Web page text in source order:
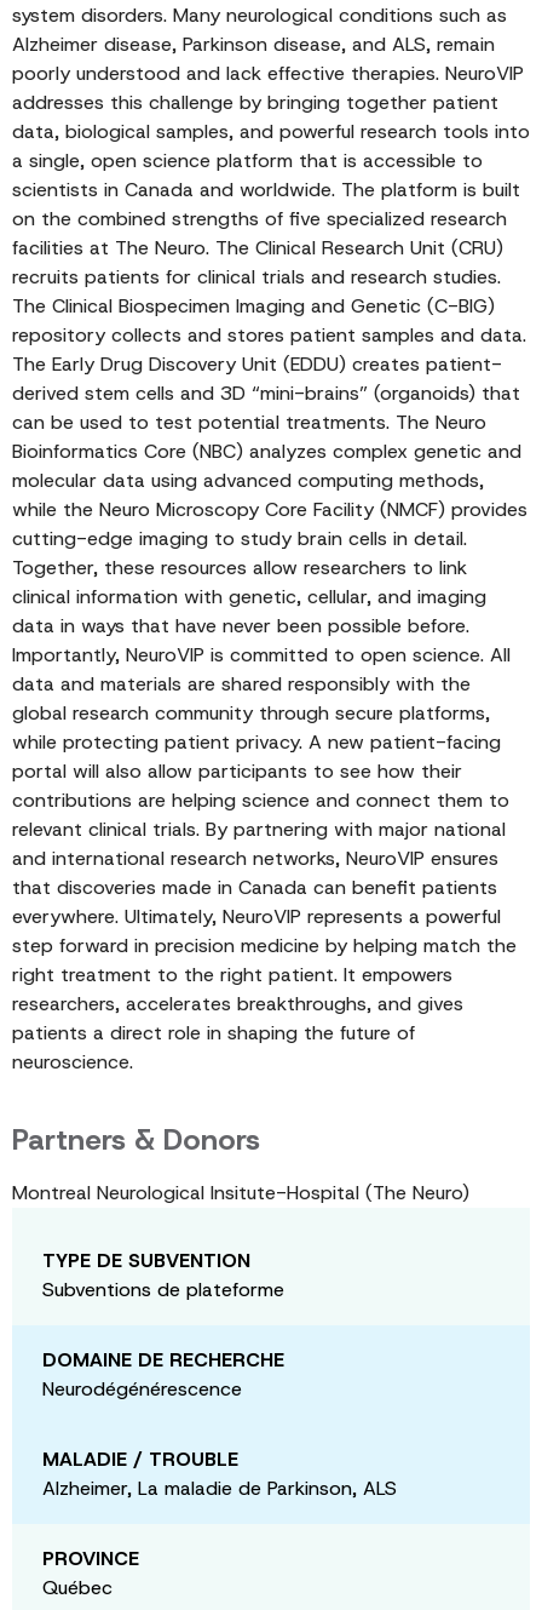
system disorders. Many neurological conditions such as
Alzheimer disease, Parkinson disease, and ALS, remain
poorly understood and lack effective therapies. NeuroVIP
addresses this challenge by bringing together patient
data, biological samples, and powerful research tools into
a single, open science platform that is accessible to
scientists in Canada and worldwide. The platform is built
on the combined strengths of five specialized research
facilities at The Neuro. The Clinical Research Unit (CRU)
recruits patients for clinical trials and research studies.
The Clinical Biospecimen Imaging and Genetic (C-BIG)
repository collects and stores patient samples and data.
The Early Drug Discovery Unit (EDDU) creates patient-
derived stem cells and 3D “mini-brains” (organoids) that
can be used to test potential treatments. The Neuro
Bioinformatics Core (NBC) analyzes complex genetic and
molecular data using advanced computing methods,
while the Neuro Microscopy Core Facility (NMCF) provides
cutting-edge imaging to study brain cells in detail.
Together, these resources allow researchers to link
clinical information with genetic, cellular, and imaging
data in ways that have never been possible before.
Importantly, NeuroVIP is committed to open science. All
data and materials are shared responsibly with the
global research community through secure platforms,
while protecting patient privacy. A new patient-facing
portal will also allow participants to see how their
contributions are helping science and connect them to
relevant clinical trials. By partnering with major national
and international research networks, NeuroVIP ensures
that discoveries made in Canada can benefit patients
everywhere. Ultimately, NeuroVIP represents a powerful
step forward in precision medicine by helping match the
right treatment to the right patient. It empowers
researchers, accelerates breakthroughs, and gives
patients a direct role in shaping the future of
neuroscience.
Partners & Donors
Montreal Neurological Insitute-Hospital (The Neuro)
TYPE DE SUBVENTION
Subventions de plateforme
DOMAINE DE RECHERCHE
Neurodégénérescence
MALADIE / TROUBLE
Alzheimer, La maladie de Parkinson, ALS
PROVINCE
Québec